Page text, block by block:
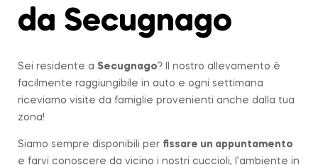
da Secugnago
Sei residente a Secugnago? Il nostro allevamento è
facilmente raggiungibile in auto e ogni settimana
riceviamo visite da famiglie provenienti anche dalla tua
zona!
Siamo sempre disponibili per fissare un appuntamento
e farvi conoscere da vicino i nostri cuccioli, l’ambiente in